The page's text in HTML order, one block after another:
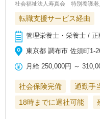
社会福祉法人寿真会 特別養護老
転職支援サービス経由
管理栄養士・栄養士 / 正
東京都 調布市 佐須町1-
月給 250,000円 ～
社会保険完備 通勤手
18時までに退社可能